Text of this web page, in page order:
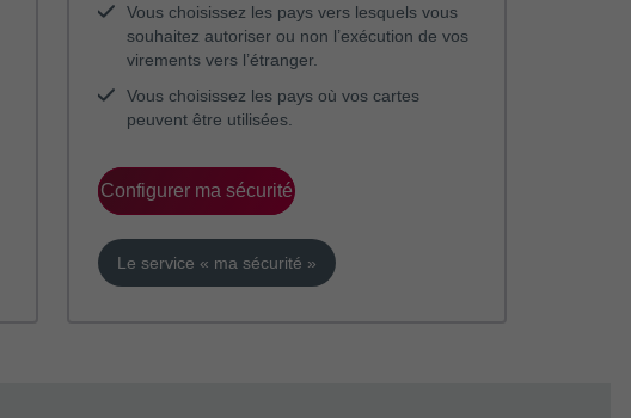
Vous choisissez les pays vers lesquels vous
souhaitez autoriser ou non l’exécution de vos
virements vers l’étranger.
Vous choisissez les pays où vos cartes
peuvent être utilisées.
Configurer ma sécurité
Le service « ma sécurité »